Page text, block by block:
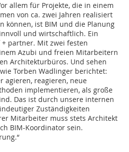
allem für Projekte, die in einem
von ca. zwei Jahren realisiert
können, ist BIM und die Planung
und wirtschaftlich. Ein
partner. Mit zwei festen
Azubi und freien Mitarbeitern
Architekturbüros. Und sehen
Torben Wadlinger berichtet:
agieren, reagieren, neue
implementieren, als große
Das ist durch unsere internen
Zuständigkeiten
Mitarbeiter muss stets Architekt
BIM-Koordinator sein.